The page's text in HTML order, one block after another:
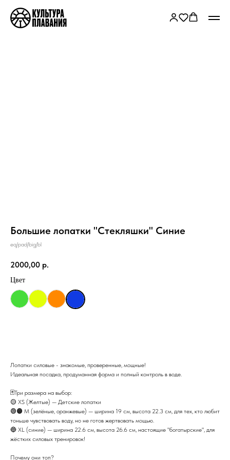
Большие лопатки "Стекляшки" Синие
eq/pad/big/bl
2000,00 р.
Цвет
Лопатки силовые - знакомые, проверенные, мощные!
Идеальная посадка, продуманная форма и полный контроль в воде.
🃏Три размера на выбор:
🟡 XS (Желтые) — Детские лопатки
🟢🟠 M (зелёные, оранжевые) — ширина 19 см, высота 22.3 см, для тех, кто любит
тоньше чувствовать воду, но не готов жертвовать мощью.
🔵 XL (синие) — ширина 22.6 см, высота 26.6 см, настоящие "богатырские", для
жёстких силовых тренировок!
Почему они топ?